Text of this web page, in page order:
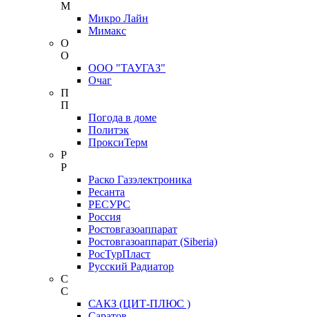
М
Микро Лайн
Мимакс
О
О
ООО "ТАУГАЗ"
Очаг
П
П
Погода в доме
Политэк
ПроксиТерм
Р
Р
Раско Газэлектроника
Ресанта
РЕСУРС
Россия
Ростовгазоаппарат
Ростовгазоаппарат (Siberia)
РосТурПласт
Русский Радиатор
С
С
САКЗ (ЦИТ-ПЛЮС )